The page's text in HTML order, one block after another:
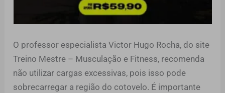
O professor especialista Victor Hugo Rocha, do site
Treino Mestre – Musculação e Fitness, recomenda
não utilizar cargas excessivas, pois isso pode
sobrecarregar a região do cotovelo. É importante